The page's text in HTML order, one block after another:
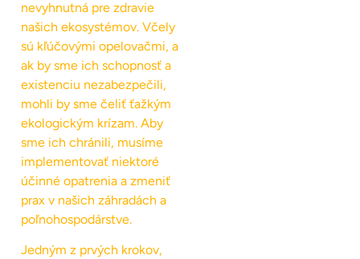
nevyhnutná pre zdravie
našich ekosystémov. Včely
sú kľúčovými opelovačmi, a
ak by sme ich schopnosť a
existenciu nezabezpečili,
mohli by sme čeliť ťažkým
ekologickým krízam. Aby
sme ich chránili, musíme
implementovať niektoré
účinné opatrenia a zmeniť
prax v našich záhradách a
poľnohospodárstve.
Jedným z prvých krokov,